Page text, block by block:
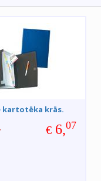
kartotēka krās.
€ 6,07